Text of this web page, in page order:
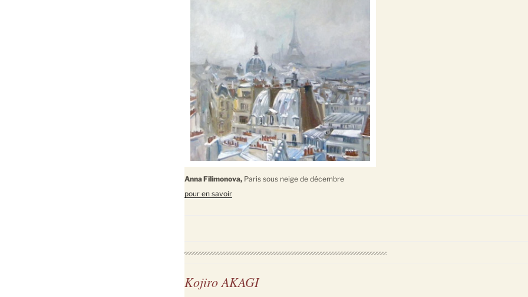
Anna Filimonova, Paris sous neige de décembre
pour en savoir
Kojiro AKAGI